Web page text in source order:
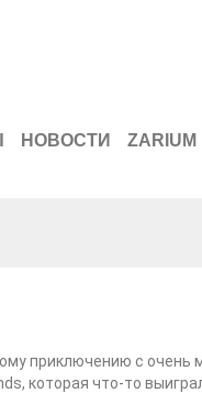
НОВОСТИ ZARIUM
приключению с очень
которая что-то